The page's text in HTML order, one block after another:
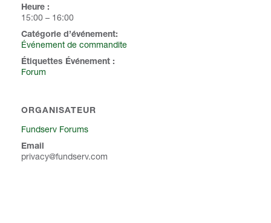
Heure :
15:00 – 16:00
catégorie d’événement:
Événement de commandite
Étiquettes Événement :
Forum
ORGANISATEUR
Fundserv Forums
Email
privacy@fundserv.com